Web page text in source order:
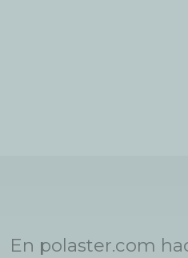
menu
En polaster.com